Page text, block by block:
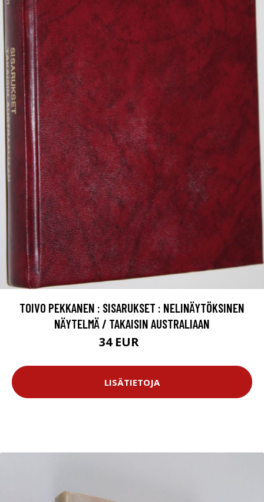
TOIVO PEKKANEN : SISARUKSET : NELINÄYTÖKSINEN
NÄYTELMÄ / TAKAISIN AUSTRALIAAN
34 EUR
LISÄTIETOJA